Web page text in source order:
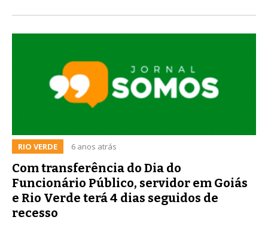
RIO VERDE 6 anos atrás
Com transferência do Dia do
Funcionário Público, servidor em Goiás
e Rio Verde terá 4 dias seguidos de
recesso